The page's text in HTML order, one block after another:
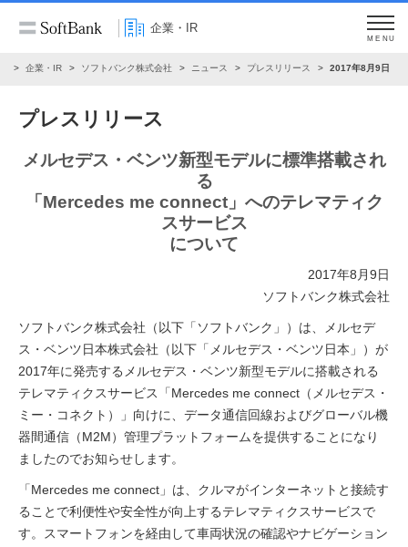
企業・IR
MENU
企業・IR ソフトバンク株式会社 ニュース プレスリリース 2017年8月9日
プレスリリース
メルセデス・ベンツ新型モデルに標準搭載され
る
「Mercedes me connect」へのテレマティク
スサービス
について
2017年8月9日
ソフトバンク株式会社
ソフトバンク株式会社（以下「ソフトバンク」）は、メルセデ
ス・ベンツ日本株式会社（以下「メルセデス・ベンツ日本」）が
2017年に発売するメルセデス・ベンツ新型モデルに搭載される
テレマティクスサービス「Mercedes me connect（メルセデス・
ミー・コネクト）」向けに、データ通信回線およびグローバル機
器間通信（M2M）管理プラットフォームを提供することになり
ましたのでお知らせします。
「Mercedes me connect」は、クルマがインターネットと接続す
ることで利便性や安全性が向上するテレマティクスサービスで
す。スマートフォンを経由して車両状況の確認やナビゲーション